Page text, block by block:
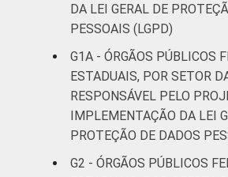
DA LEI GERAL DE
PESSOAIS (LGPD)
G1A - ÓRGÃOS PÚBLICOS
ESTADUAIS, POR SETOR
RESPONSÁVEL PELO
IMPLEMENTAÇÃO DA LEI
PROTEÇÃO DE DADOS
G2 - ÓRGÃOS PÚBLICOS